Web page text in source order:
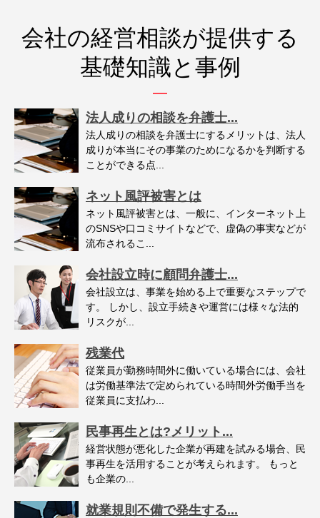
会社の経営相談が提供する
基礎知識と事例
法人成りの相談を弁護士...
法人成りの相談を弁護士にするメリットは、法人
成りが本当にその事業のためになるかを判断する
ことができる点...
ネット風評被害とは
ネット風評被害とは、一般に、インターネット上
のSNSや口コミサイトなどで、虚偽の事実などが
流布されるこ...
会社設立時に顧問弁護士...
会社設立は、事業を始める上で重要なステップで
す。 しかし、設立手続きや運営には様々な法的
リスクが...
残業代
従業員が勤務時間外に働いている場合には、会社
は労働基準法で定められている時間外労働手当を
従業員に支払わ...
民事再生とは?メリット...
経営状態が悪化した企業が再建を試みる場合、民
事再生を活用することが考えられます。 もっと
も企業の...
就業規則不備で発生する...